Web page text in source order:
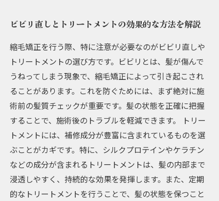
ビビリ直しとトリートメントの効果的な方法を解説
縮毛矯正を行う際、特に注意が必要なのがビビリ直しや
トリートメントの選び方です。ビビリとは、髪が傷んで
うねってしまう現象で、縮毛矯正によって引き起こされ
ることがあります。これを防ぐためには、まず絶対に施
術前の髪質チェックが重要です。髪の状態を正確に把握
することで、施術後のトラブルを軽減できます。 トリー
トメントには、補修成分が豊富に含まれているものを選
ぶことがカギです。特に、シルクプロテインやケラチン
などの成分が含まれるトリートメントは、髪の内部まで
浸透しやすく、持続的な効果を発揮します。また、定期
的なトリートメントを行うことで、髪の状態を保つこと